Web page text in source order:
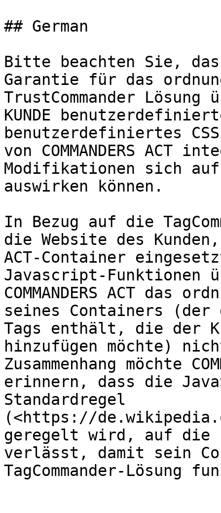
## German
Bitte beachten Sie, dass
Garantie für das
TrustCommander Lösung
KUNDE
benutzerdefiniertes
von COMMANDERS
Modifikationen sich
auswirken können.
In Bezug auf die
die Website des Kunden,
ACT-Container
Javascript-Funktionen
COMMANDERS ACT das
seines Containers (der
Tags enthält, die der
hinzufügen möchte)
Zusammenhang möchte
erinnern, dass die
Standardregel
(<https://
geregelt wird, auf die
verlässt, damit sein